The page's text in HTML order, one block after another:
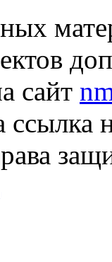
сайт
ссылка